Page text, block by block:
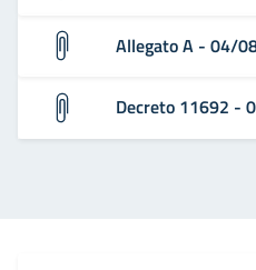
Allegato A - 04/
Decreto 11692 -